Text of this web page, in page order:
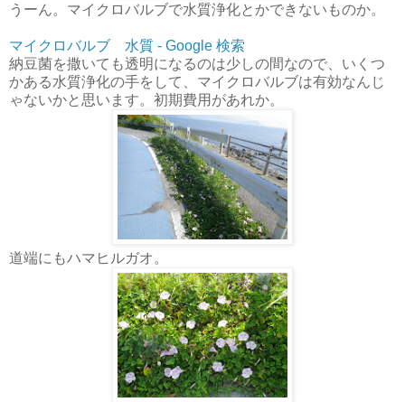
うーん。マイクロバルブで水質浄化とかできないものか。
マイクロバルブ 水質 - Google 検索
納豆菌を撒いても透明になるのは少しの間なので、いくつ
かある水質浄化の手をして、マイクロバルブは有効なんじ
ゃないかと思います。初期費用があれか。
道端にもハマヒルガオ。